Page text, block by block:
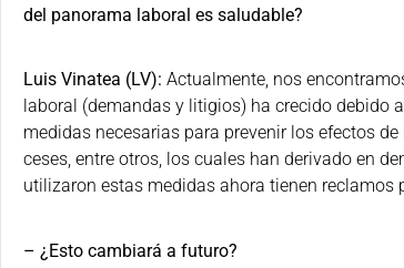
del panorama laboral es saludable?
Luis Vinatea (LV): Actualmente, nos
laboral (demandas y litigios) ha crecido debido
medidas necesarias para prevenir los efectos
ceses, entre otros, los cuales han derivado en
utilizaron estas medidas ahora tienen reclamos
– ¿Esto cambiará a futuro?